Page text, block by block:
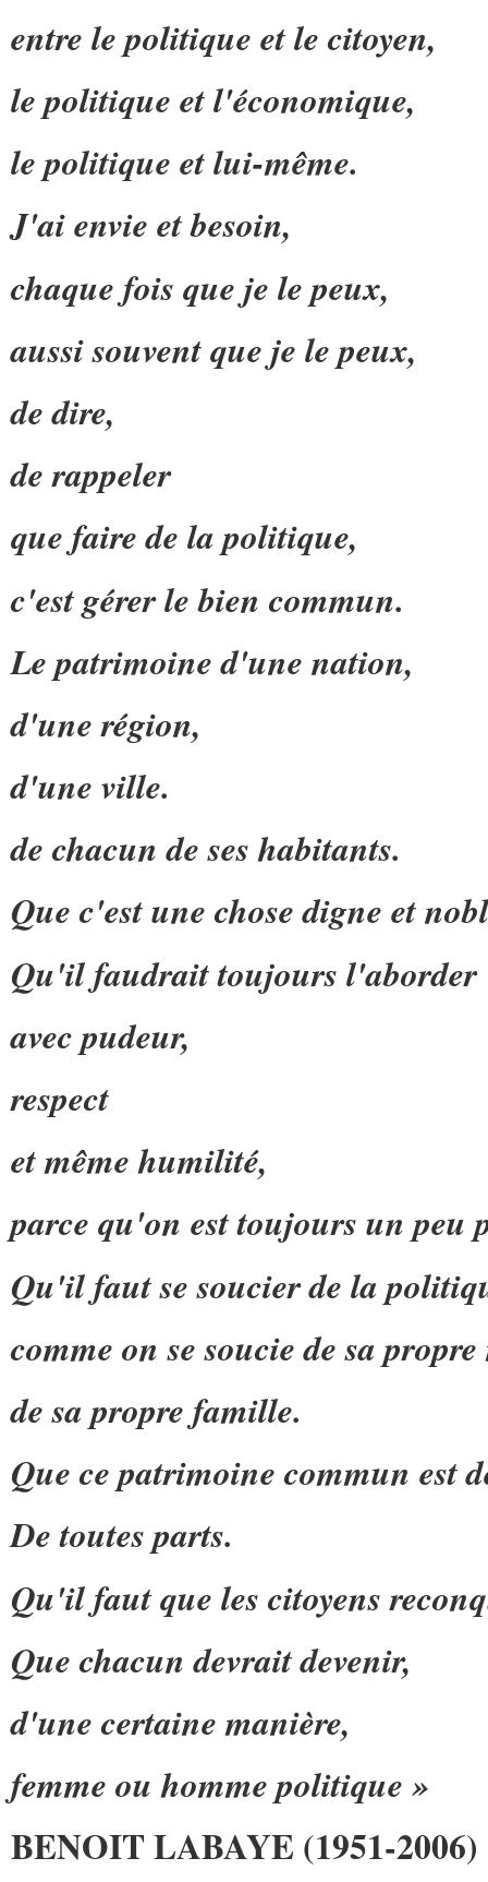
entre le politique et le citoyen,
le politique et l'économique,
le politique et lui-même.
J'ai envie et besoin,
chaque fois que je le peux,
aussi souvent que je le peux,
de dire,
de rappeler
que faire de la politique,
c'est gérer le bien commun.
Le patrimoine d'une nation,
d'une région,
d'une ville.
de chacun de ses habitants.
Que c'est une chose digne et
Qu'il faudrait toujours l'aborder
avec pudeur,
respect
et même humilité,
parce qu'on est toujours un peu
Qu'il faut se soucier de la
comme on se soucie de sa
de sa propre famille.
Que ce patrimoine commun est
De toutes parts.
Qu'il faut que les citoyens
Que chacun devrait devenir,
d'une certaine manière,
femme ou homme politique »
BENOIT LABAYE (1951-2006)